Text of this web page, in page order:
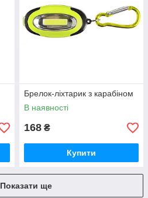
Брелок-ліхтарик з карабіном
В наявності
168 ₴
Купити
Показати ще